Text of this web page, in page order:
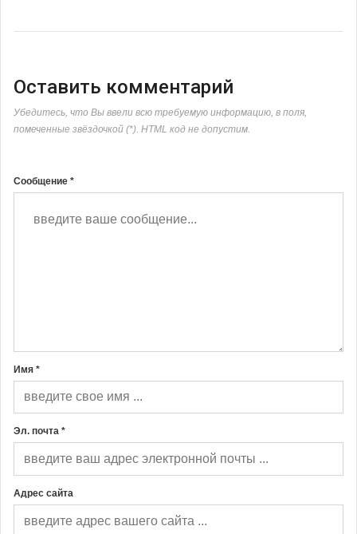
Оставить комментарий
Убедитесь, что Вы ввели всю требуемую информацию, в поля,
помеченные звёздочкой (*). HTML код не допустим.
Сообщение *
Имя *
Эл. почта *
Адрес сайта